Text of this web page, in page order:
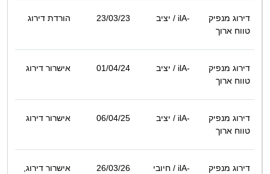
דירוג מנפיק
טווח ארוך
ilA- / יציב 23/03/23 הורדת דירוג
דירוג מנפיק
טווח ארוך
ilA- / יציב 01/04/24 אישרור דירוג
דירוג מנפיק
טווח ארוך
ilA- / יציב 06/04/25 אישרור דירוג
דירוג מנפיק
ilA- / חיובי 26/03/26
אישרור דירוג,